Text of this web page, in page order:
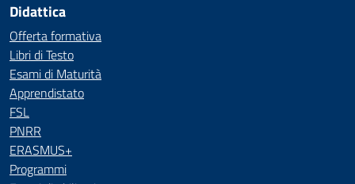
Didattica
Offerta formativa
Libri di Testo
Esami di Maturità
Apprendistato
FSL
PNRR
ERASMUS+
Programmi